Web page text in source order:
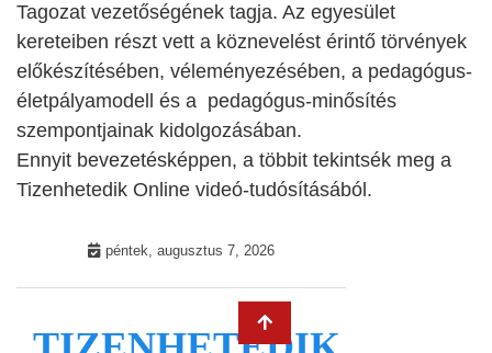
Tagozat vezetőségének tagja. Az egyesület
kereteiben részt vett a köznevelést érintő törvények
előkészítésében, véleményezésében, a pedagógus-
életpályamodell és a pedagógus-minősítés
szempontjainak kidolgozásában.
Ennyit bevezetésképpen, a többit tekintsék meg a
Tizenhetedik Online videó-tudósításából.